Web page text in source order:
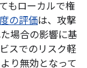
もローカルで権
の評価は、攻撃
場合の影響に基
スでのリスク軽
り無効となって